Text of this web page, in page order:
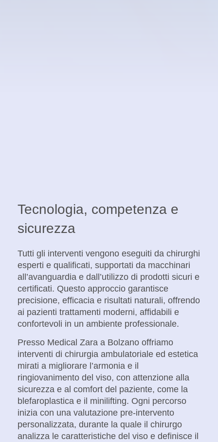
Tecnologia, competenza e
sicurezza
Tutti gli interventi vengono eseguiti da chirurghi
esperti e qualificati, supportati da macchinari
all’avanguardia e dall’utilizzo di prodotti sicuri e
certificati. Questo approccio garantisce
precisione, efficacia e risultati naturali, offrendo
ai pazienti trattamenti moderni, affidabili e
confortevoli in un ambiente professionale.
Presso Medical Zara a Bolzano offriamo
interventi di chirurgia ambulatoriale ed estetica
mirati a migliorare l’armonia e il
ringiovanimento del viso, con attenzione alla
sicurezza e al comfort del paziente, come la
blefaroplasticae il minilifting. Ogni percorso
inizia con una valutazione pre-intervento
personalizzata, durante la quale il chirurgo
analizza le caratteristiche del viso e definisce il